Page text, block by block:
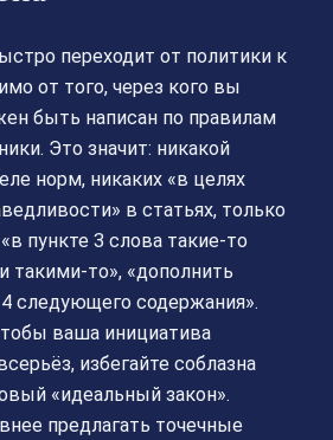
переходит от политики к
от того, через кого вы
быть написан по правилам
Это значит: никакой
норм, никаких «в целях
в статьях, только
пункте 3 слова такие-то
такими-то», «дополнить
следующего содержания».
ваша инициатива
избегайте соблазна
«идеальный закон».
предлагать точечные